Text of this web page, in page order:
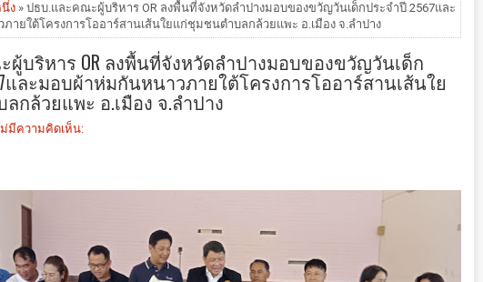
ง » ปธบ.และคณะผู้บริหาร OR ลงพื้นที่จังหวัดลําปางมอบของขวัญวันเด็กประจำปี 2567และ
ายใต้โครงการโออาร์สานเส้นใยแก่ชุมชนตำบลกล้วยแพะ อ.เมือง จ.ลําปาง
บริหาร OR ลงพื้นที่จังหวัดลําปางมอบของขวัญวันเด็ก
และมอบผ้าห่มกันหนาวภายใต้โครงการโออาร์สานเส้นใย
กล้วยแพะ อ.เมือง จ.ลําปาง
มีความคิดเห็น: